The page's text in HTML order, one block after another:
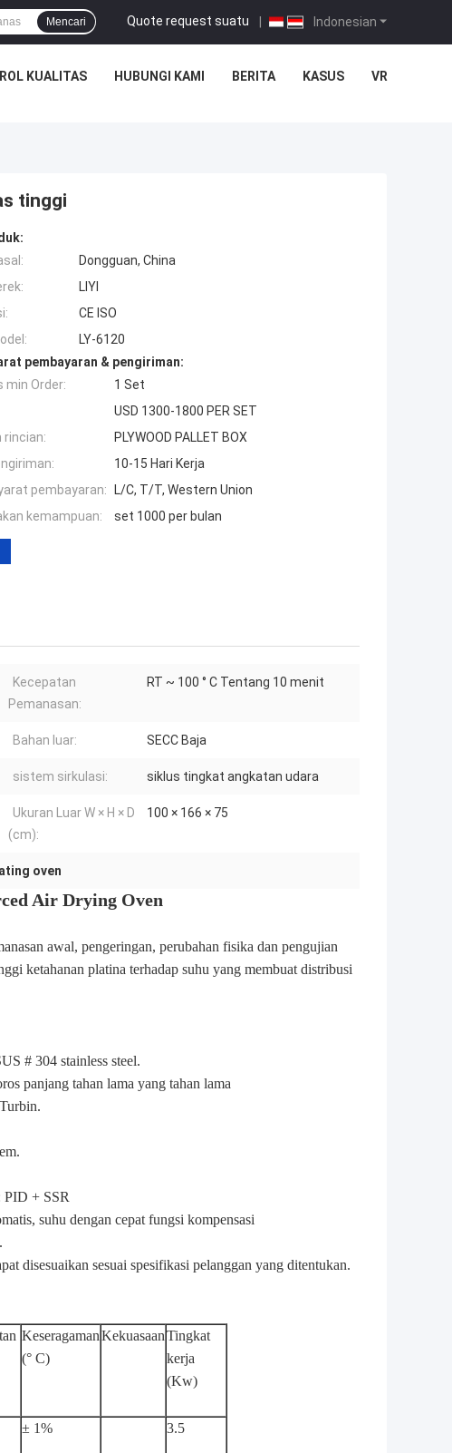
Indonesian
Quote request suatu |
Mencari
KUALITAS HUBUNGI KAMI BERITA KASUS VR
tinggi
Dongguan, China
LIYI
CE ISO
LY-6120
pembayaran & pengiriman:
min Order:
1 Set
USD 1300-1800 PER SET
rincian:
PLYWOOD PALLET BOX
10-15 Hari Kerja
pembayaran:
L/C, T/T, Western Union
kemampuan:
set 1000 per bulan
Kecepatan
Pemanasan:
RT ~ 100 ° C Tentang 10 menit
Bahan luar: SECC Baja
sistem sirkulasi: siklus tingkat angkatan udara
Ukuran Luar W × H × D
(cm):
100 × 166 × 75
oven
Air Drying Oven
awal, pengeringan, perubahan fisika dan pengujian
ketahanan platina terhadap suhu yang membuat distribusi
# 304 stainless steel.
panjang tahan lama yang tahan lama
PID + SSR
suhu dengan cepat fungsi kompensasi
disesuaikan sesuai spesifikasi pelanggan yang ditentukan.
Keseragaman
(° C)
KekuasaanTingkat
kerja
(Kw)
± 1% 3.5